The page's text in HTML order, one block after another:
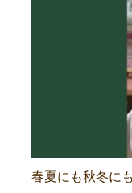
春夏にも秋冬に